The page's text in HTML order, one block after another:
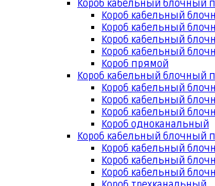
Короб кабельный блочный
Короб кабельный
Короб кабельный
Короб кабельный
Короб кабельный
Короб прямой
Короб кабельный блочный
Короб кабельный
Короб кабельный
Короб кабельный
Короб одноканальный
Короб кабельный блочный
Короб кабельный
Короб кабельный
Короб кабельный